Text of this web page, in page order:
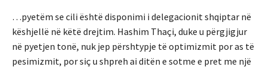
…pyetëm se cili është disponimi i delegacionit shqiptar në
këshjellë në këtë drejtim. Hashim Thaçi, duke u përgjigjur
në pyetjen tonë, nuk jep përshtypje të optimizmit por as të
pesimizmit, por siç u shpreh ai ditën e sotme e pret me një